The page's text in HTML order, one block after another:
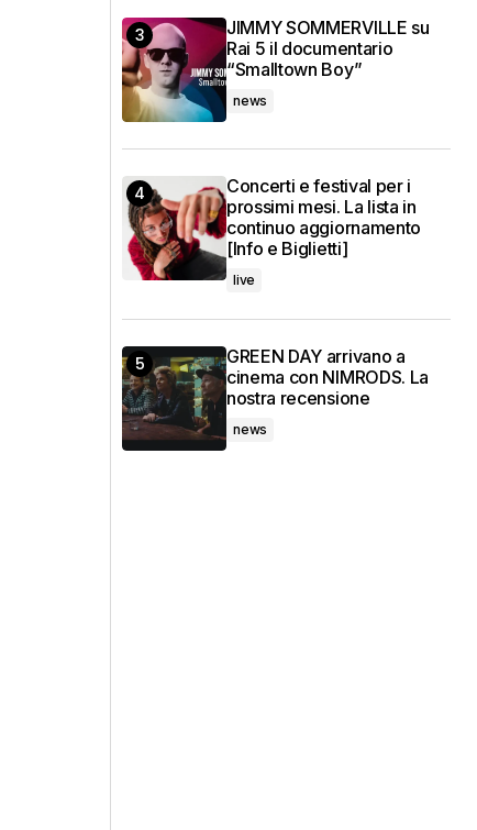
JIMMY SOMMERVILLE su
Rai 5 il documentario
“Smalltown Boy”
news
Concerti e festival per i
prossimi mesi. La lista in
continuo aggiornamento
[Info e Biglietti]
live
GREEN DAY arrivano a
cinema con NIMRODS. La
nostra recensione
news